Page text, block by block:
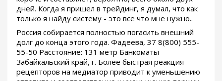
дней. Когда я пришел в трейдинг, я думал, что как
только я найду систему - это все что мне нужно..
Россия собирается полностью погасить внешний
долг до конца этого года. Фадеева, 37 8(800) 555-
55-50 Расстояние: 131 метр Банкоматы
Забайкальский край, г. Более быстрая реакция
рецепторов на медиатор приводит к уменьшению